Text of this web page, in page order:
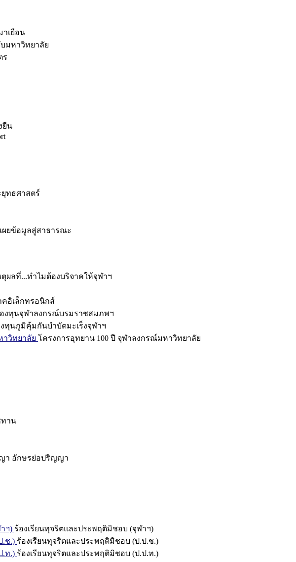
เยือน
มหาวิทยาลัย
ร
ยืน
ทธศาสตร์
ผยข้อมูลสู่สาธารณะ
ตุผลที่...ทำไมต้องบริจาคให้จุฬาฯ
คอิเล็กทรอนิกส์
งทุนจุฬาลงกรณ์บรมราชสมภพฯ
ทุนภูมิคุ้มกันบำบัดมะเร็งจุฬาฯ
าวิทยาลัย โครงการอุทยาน 100 ปี จุฬาลงกรณ์มหาวิทยาลัย
ทาน
า อักษรย่อปริญญา
ฯ) ร้องเรียนทุจริตและประพฤติมิชอบ (จุฬาฯ)
.ช.) ร้องเรียนทุจริตและประพฤติมิชอบ (ป.ป.ช.)
.ท.) ร้องเรียนทุจริตและประพฤติมิชอบ (ป.ป.ท.)